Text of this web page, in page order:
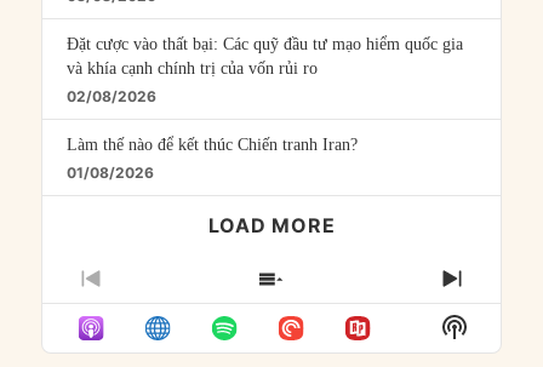
Đặt cược vào thất bại: Các quỹ đầu tư mạo hiểm quốc gia
và khía cạnh chính trị của vốn rủi ro
02/08/2026
Làm thế nào để kết thúc Chiến tranh Iran?
01/08/2026
LOAD MORE
PREVIOUS
EPISODE
SHOW
EPISODES
LIST
NEXT
Show
Podcast